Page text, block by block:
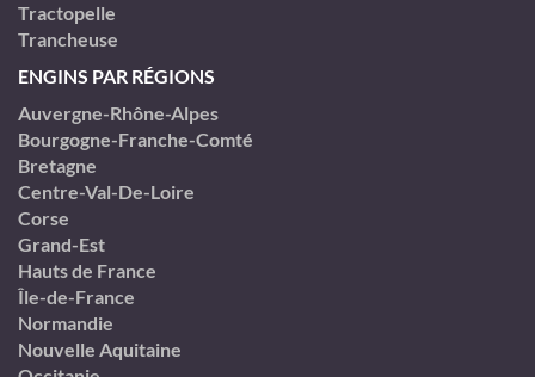
Tractopelle
Trancheuse
ENGINS PAR RÉGIONS
Auvergne-Rhône-Alpes
Bourgogne-Franche-Comté
Bretagne
Centre-Val-De-Loire
Corse
Grand-Est
Hauts de France
Île-de-France
Normandie
Nouvelle Aquitaine